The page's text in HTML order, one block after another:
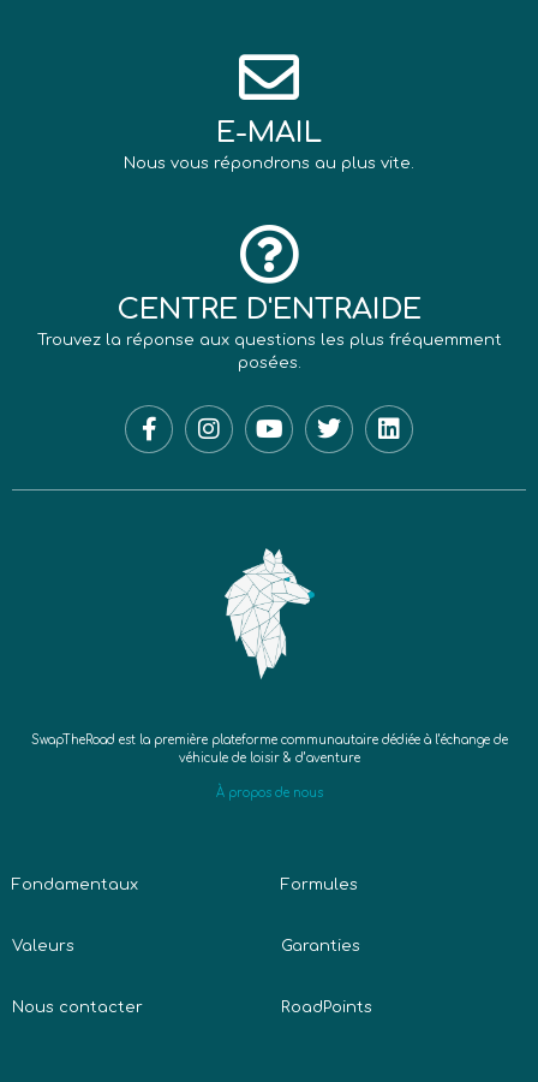
E-MAIL
Nous vous répondrons au plus vite.
CENTRE D'ENTRAIDE
Trouvez la réponse aux questions les plus fréquemment
posées.
SwapTheRoad est la première plateforme communautaire dédiée à l’échange de
véhicule de loisir & d’aventure
À propos de nous
Fondamentaux
Valeurs
Nous contacter
Formules
Garanties
RoadPoints